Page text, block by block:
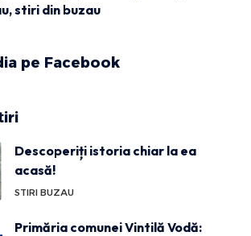
,stiri din buzau
pe Facebook
Descoperiți istoria chiar la ea
acasă!
STIRI BUZAU
Primăria comunei Vintilă Vodă: